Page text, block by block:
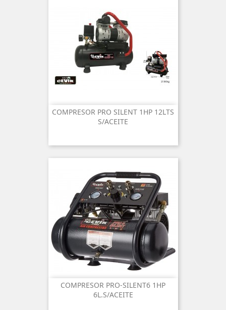
COMPRESOR PRO SILENT 1HP 12LTS
S/ACEITE
COMPRESOR PRO-SILENT6 1HP
6L.S/ACEITE